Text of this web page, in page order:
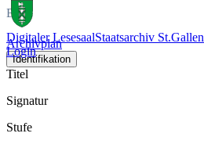
Digitaler LesesaalStaatsarchiv St.Gallen
Login
Buch
Archivplan
Identifikation
Titel
Signatur
Stufe